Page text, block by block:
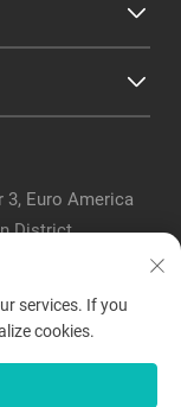
3, Euro America
District,
services. If you
cookies.